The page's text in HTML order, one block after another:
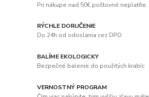
Pri nákupe nad 50€ poštovné neplatíte.
RÝCHLE DORUČENIE
Do 24h od odoslania cez DPD
BALÍME EKOLOGICKY
Bezpečné balenie do použitých krabíc
VERNOSTNÝ PROGRAM